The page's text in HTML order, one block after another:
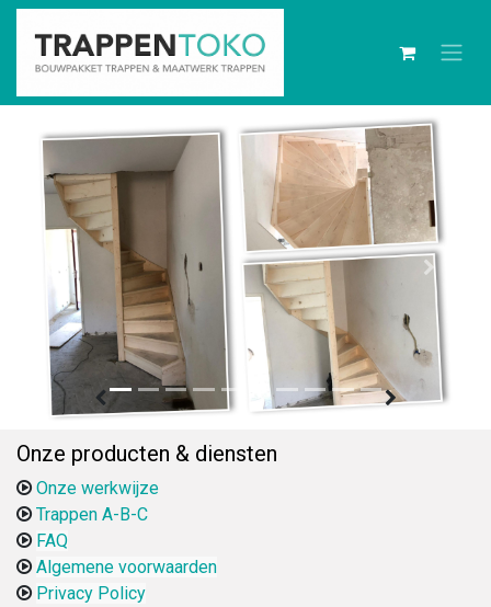
Onze producten & diensten
Onze werkwijze
Trappen A-B-C
FAQ
Algemene voorwaarden
Privacy Policy